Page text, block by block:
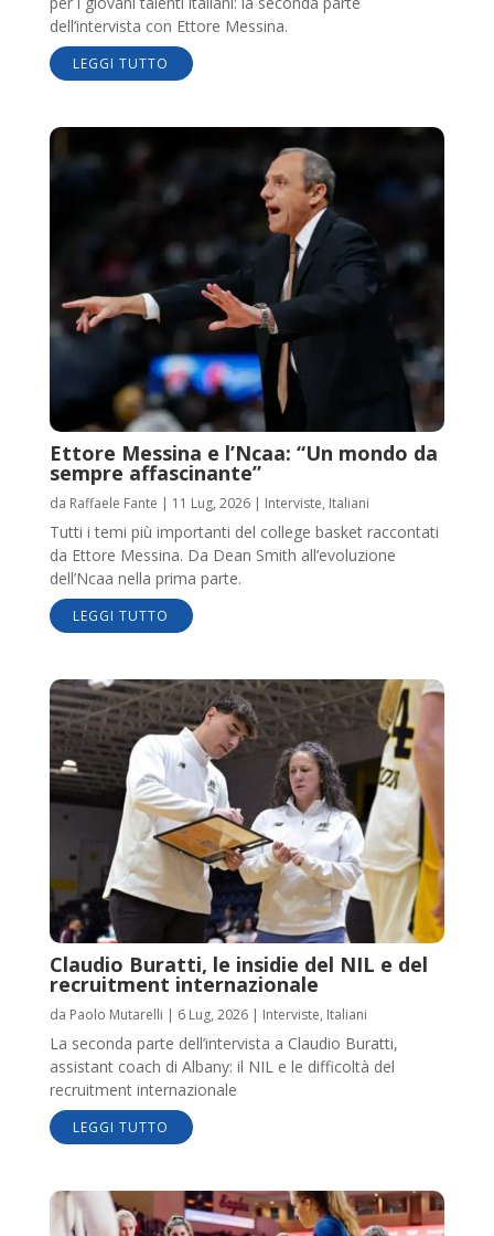
dell’intervista con Ettore Messina.
LEGGI TUTTO
Ettore Messina e l’Ncaa: “Un mondo da
sempre affascinante”
da Raffaele Fante | 11 Lug, 2026| Interviste, Italiani
Tutti i temi più importanti del college basket raccontati
da Ettore Messina. Da Dean Smith all’evoluzione
dell’Ncaa nella prima parte.
LEGGI TUTTO
Claudio Buratti, le insidie del NIL e del
recruitment internazionale
da Paolo Mutarelli | 6 Lug, 2026| Interviste, Italiani
La seconda parte dell’intervista a Claudio Buratti,
assistant coach di Albany: il NIL e le difficoltà del
recruitment internazionale
LEGGI TUTTO